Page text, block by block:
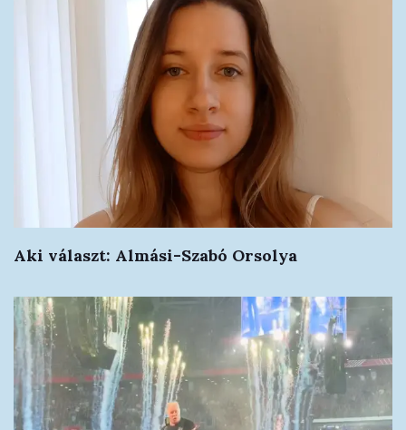
Aki választ: Almási-Szabó Orsolya